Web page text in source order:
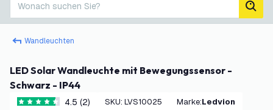
Wandleuchten
LED Solar Wandleuchte mit Bewegungssensor -
Schwarz - IP44
4.5 Bewertungssterne
4.5 (2) SKU: LVS10025 Marke: Ledvion